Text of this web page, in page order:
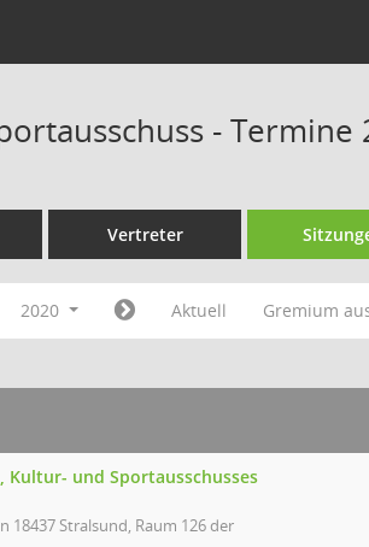
- Termine
Vertreter
2020 Aktuell Gremium
Kultur- und Sportausschusses
18437 Stralsund, Raum 126 der